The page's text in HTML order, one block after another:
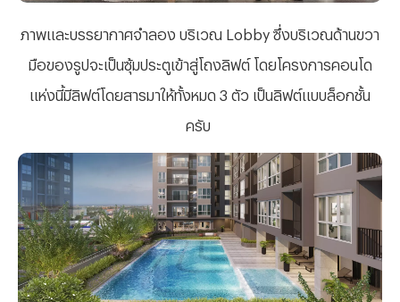
ภาพและบรรยากาศจำลอง บริเวณ Lobby ซึ่งบริเวณด้านขวา
มือของรูปจะเป็นซุ้มประตูเข้าสู่โถงลิฟต์ โดยโครงการคอนโด
แห่งนี้มีลิฟต์โดยสารมาให้ทั้งหมด 3 ตัว เป็นลิฟต์แบบล็อกชั้น
ครับ